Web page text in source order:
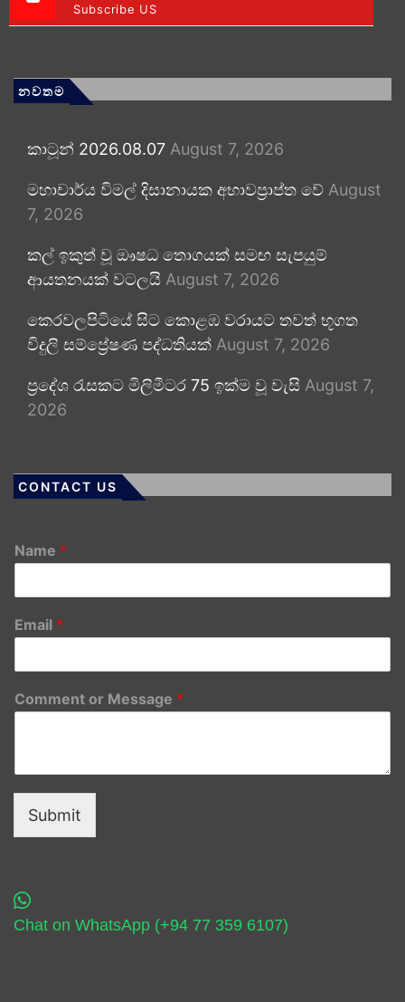
Subscribe US
නවතම
කාටූන් 2026.08.07 August 7, 2026
මහාචාර්ය විමල් දිසානායක අභාවප්‍රාප්ත වේ August
7, 2026
කල් ඉකුත් වූ ඖෂධ තොගයක් සමඟ සැපයුම්
ආයතනයක් වටලයි August 7, 2026
කෙරවලපිටියේ සිට කොළඹ වරායට තවත් භූගත
විදුලි සම්ප්‍රේෂණ පද්ධතියක් August 7, 2026
ප්‍රදේශ රැසකට මිලිමීටර 75 ඉක්ම වූ වැසි August 7,
2026
CONTACT US
Name *
Email *
Comment or Message *
Submit
Chat on WhatsApp (+94 77 359 6107)